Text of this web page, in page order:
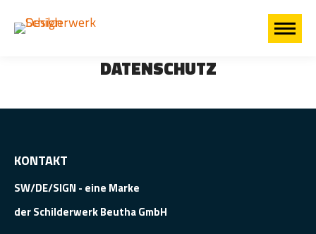
DATENSCHUTZ
KONTAKT
SW/DE/SIGN - eine Marke
der Schilderwerk Beutha GmbH